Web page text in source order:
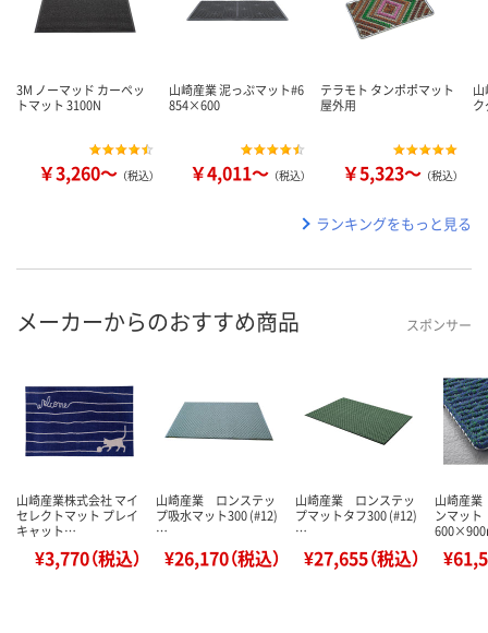
3M ノーマッド カーペッ
トマット 3100N
￥3,260～ （税込）
山崎産業 泥っぷマット#6
854×600
￥4,011～ （税込）
テラモト タンポポマット
屋外用
￥5,323～ （税込）
ランキングをもっと見る
メーカーからのおすすめ商品 スポンサー
山崎産業株式会社 マイ
セレクトマット プレイ
キャット…
¥3,770（税込）
山崎産業 ロンステッ
プ吸水マット300 (#12)
…
¥26,170（税込）
山崎産業 ロンステッ
プマットタフ300 (#12)
…
¥27,655（税込）
山崎産
ンマット